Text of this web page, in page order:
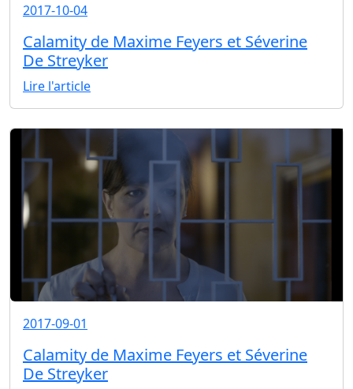
2017-10-04
Calamity de Maxime Feyers et Séverine
De Streyker
Lire l'article
2017-09-01
Calamity de Maxime Feyers et Séverine
De Streyker